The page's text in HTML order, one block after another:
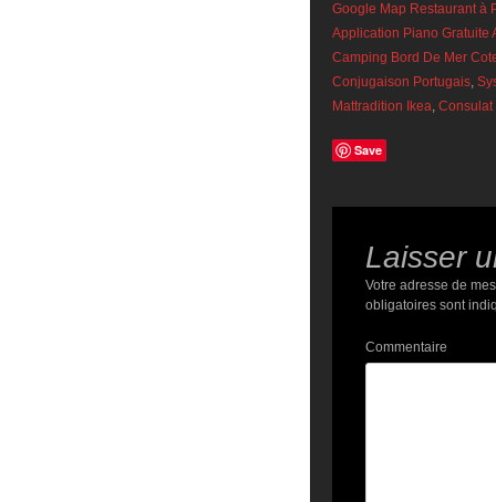
Google Map Restaurant à
Application Piano Gratuite
Camping Bord De Mer
Conjugaison Portugais,
Mattradition Ikea, Consulat
Save
Laisser
Votre adresse de
obligatoires sont
Commentaire